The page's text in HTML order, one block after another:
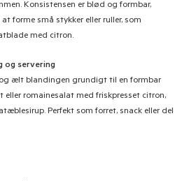
Konsistensen er blød og formbar,
forme små stykker eller ruller, som
med citron.
og servering
ælt blandingen grundigt til en formbar
eller romainesalat med friskpresset citron,
Perfekt som forret, snack eller del